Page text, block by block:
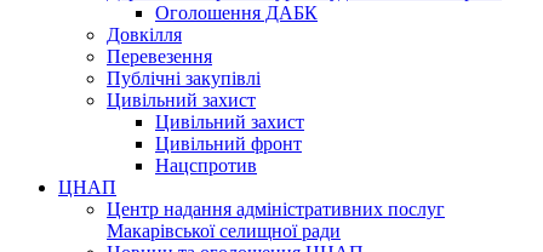
Оголошення ДАБК
Довкілля
Перевезення
Публічні закупівлі
Цивільний захист
Цивільний захист
Цивільний фронт
Нацспротив
ЦНАП
Центр надання адміністративних послуг
Макарівської селищної ради